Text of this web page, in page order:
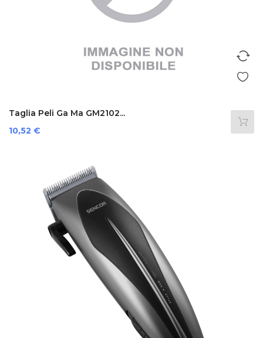
Taglia Peli Ga Ma GM2102...
Prezzo
10,52 €